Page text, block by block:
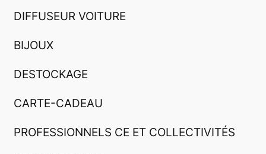
DIFFUSEUR VOITURE
BIJOUX
DESTOCKAGE
CARTE-CADEAU
PROFESSIONNELS CE ET COLLECTIVITÉS